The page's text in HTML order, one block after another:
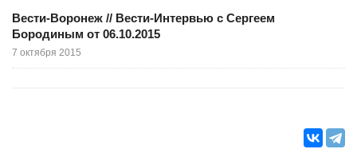
Вести-Воронеж // Вести-Интервью с Сергеем
Бородиным от 06.10.2015
7 октября 2015